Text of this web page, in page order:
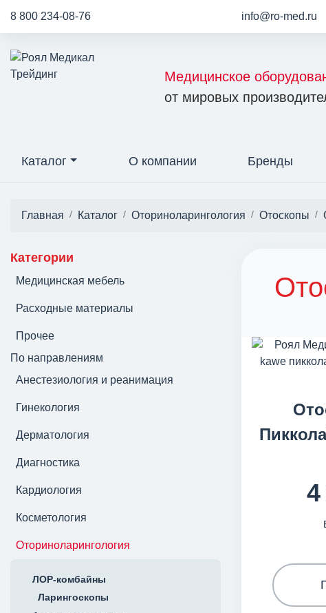
8 800 234-08-76 info@ro-med.ru
Медицинское
от мировых
Каталог О компании Бренды
Главная Каталог Оториноларингология Отоскопы
Категории
Медицинская мебель
Расходные материалы
Прочее
По направлениям
Анестезиология и реанимация
Гинекология
Дерматология
Диагностика
Кардиология
Косметология
Оториноларингология
ЛОР-комбайны
Ларингоскопы
4